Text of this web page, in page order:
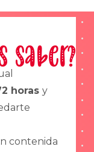
saber?
horas y
contenida